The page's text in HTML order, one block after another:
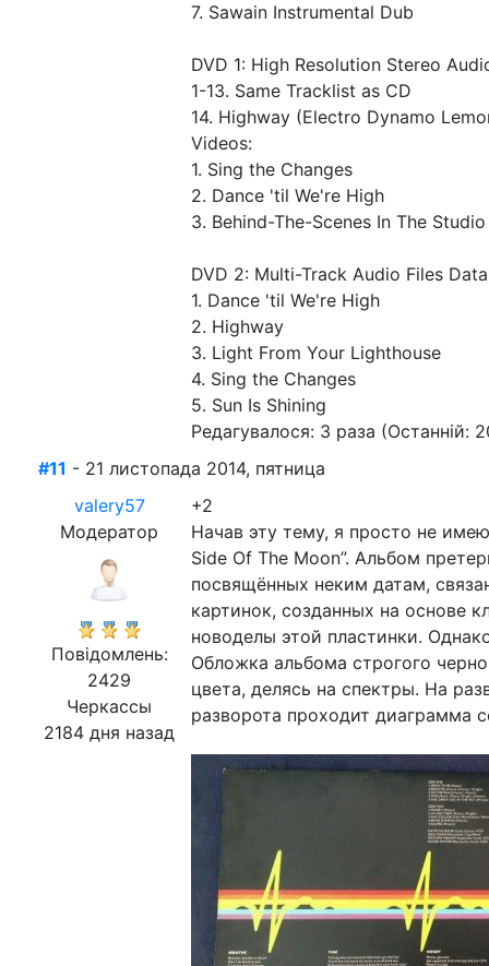
7. Sawain Instrumental Dub
DVD 1: High Resolution Stereo
1-13. Same Tracklist as CD
14. Highway (Electro Dynamo
Videos:
1. Sing the Changes
2. Dance 'til We're High
3. Behind-The-Scenes In The Studio
DVD 2: Multi-Track Audio Files
1. Dance 'til We're High
2. Highway
3. Light From Your Lighthouse
4. Sing the Changes
5. Sun Is Shining
Редагувалося: 3 раза (Останній:
#11 - 21 листопада 2014, пятница
valery57
Модератор
Повідомлень:
2429
Черкассы
2184 дня назад
+2
Начав эту тему, я просто не
Side Of The Moon”. Альбом
посвящённых неким датам,
картинок, созданных на основе
новоделы этой пластинки.
Обложка альбома строгого
цвета, делясь на спектры. На
разворота проходит диаграмма